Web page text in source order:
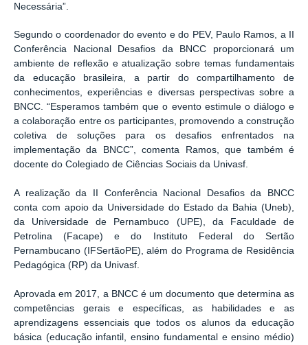
Necessária”.
Segundo o coordenador do evento e do PEV, Paulo Ramos, a II
Conferência Nacional Desafios da BNCC proporcionará um
ambiente de reflexão e atualização sobre temas fundamentais
da educação brasileira, a partir do compartilhamento de
conhecimentos, experiências e diversas perspectivas sobre a
BNCC. “Esperamos também que o evento estimule o diálogo e
a colaboração entre os participantes, promovendo a construção
coletiva de soluções para os desafios enfrentados na
implementação da BNCC”, comenta Ramos, que também é
docente do Colegiado de Ciências Sociais da Univasf.
A realização da II Conferência Nacional Desafios da BNCC
conta com apoio da Universidade do Estado da Bahia (Uneb),
da Universidade de Pernambuco (UPE), da Faculdade de
Petrolina (Facape) e do Instituto Federal do Sertão
Pernambucano (IFSertãoPE), além do Programa de Residência
Pedagógica (RP) da Univasf.
Aprovada em 2017, a BNCC é um documento que determina as
competências gerais e específicas, as habilidades e as
aprendizagens essenciais que todos os alunos da educação
básica (educação infantil, ensino fundamental e ensino médio)